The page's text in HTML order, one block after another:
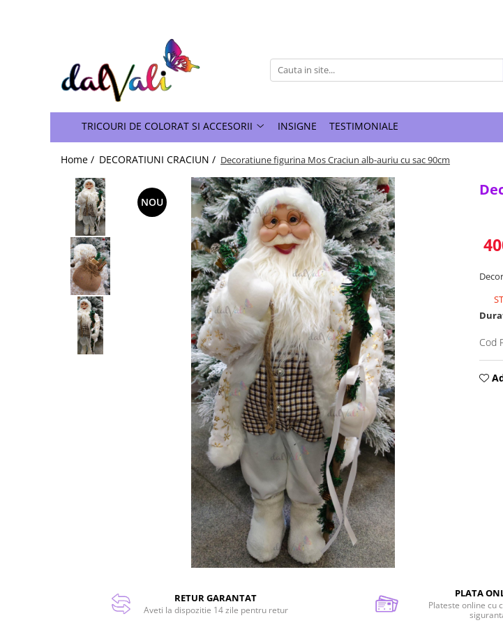
TRICOURI DE COLORAT SI ACCESORII
TRICOURI COPII
TRICOURI DE COLORAT SI ACCESORII INSIGNE TESTIMONIALE
Home / DECORATIUNI CRACIUN / Decoratiune figurina Mos Craciun alb-auriu cu sac 90cm
NOU
Cod
RETUR GARANTAT
Aveti la dispozitie 14 zile pentru retur
PLATA
Plateste online cu